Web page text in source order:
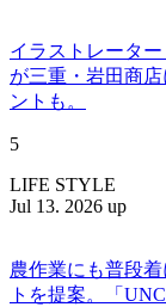
イラストレーター
が三重・岩田商
ントも。
5
LIFE STYLE
Jul 13. 2026 up
農作業にも普段
トを提案。「